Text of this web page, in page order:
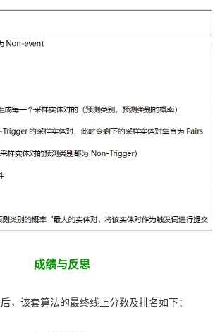
成绩与反思
，该套算法的最终线上分数及排名如下：